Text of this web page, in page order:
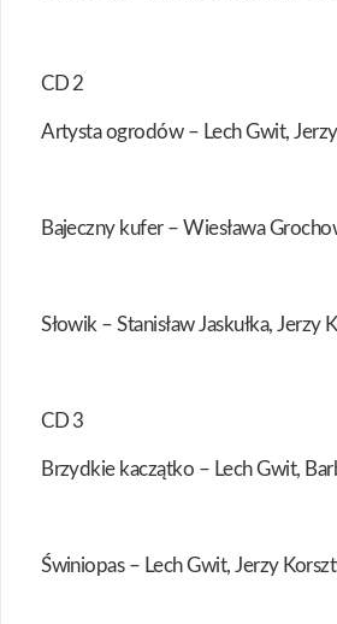
CD 2
Artysta ogrodów – Lech Gwit,
Bajeczny kufer – Wiesława
Słowik – Stanisław Jaskułka,
CD 3
Brzydkie kaczątko – Lech Gwit,
Świniopas – Lech Gwit, Jerzy